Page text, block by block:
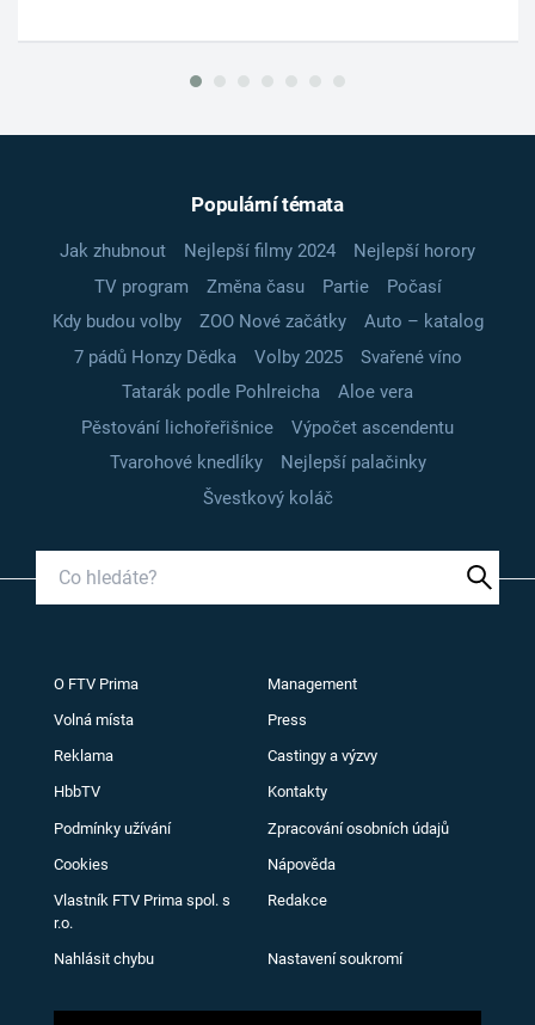
Populární témata
Jak zhubnout Nejlepší filmy 2024
Nejlepší horory
TV program
Změna času Partie
Počasí
Kdy budou volby
ZOO Nové začátky
Auto – katalog
7 pádů Honzy Dědka
Volby 2025
Svařené víno
Tatarák podle Pohlreicha
Aloe vera
Pěstování lichořeřišnice
Výpočet ascendentu
Tvarohové knedlíky
Nejlepší palačinky
Švestkový koláč
O FTV Prima Management
Volná místa Press
Reklama Castingy a výzvy
HbbTV Kontakty
Podmínky užívání Zpracování osobních údajů
Cookies Nápověda
Vlastník FTV Prima spol. s
r.o.
Redakce
Nahlásit chybu Nastavení soukromí